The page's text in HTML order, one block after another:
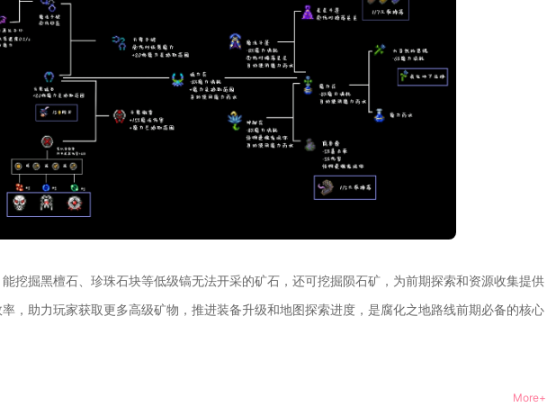
挖掘黑檀石、珍珠石块等低级镐无法开采的矿石，还可挖掘陨石矿，为前期探索和资源收集提供
，助力玩家获取更多高级矿物，推进装备升级和地图探索进度，是腐化之地路线前期必备的核心
More+